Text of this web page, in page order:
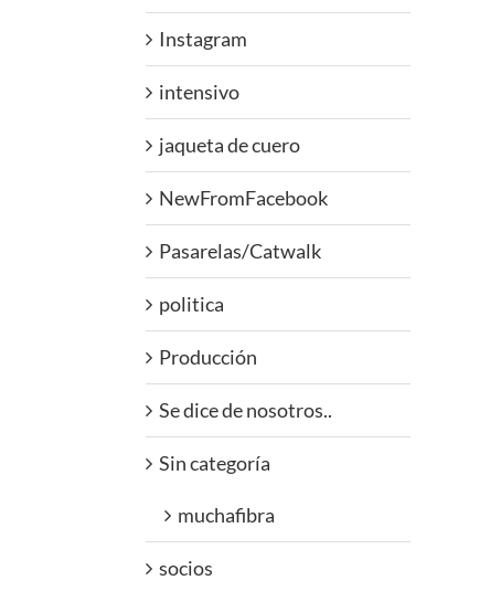
Instagram
intensivo
jaqueta de cuero
NewFromFacebook
Pasarelas/Catwalk
politica
Producción
Se dice de nosotros..
Sin categoría
muchafibra
socios